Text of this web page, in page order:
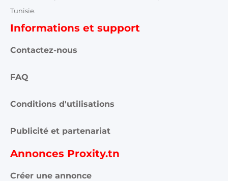
Tunisie.
Informations et support
Contactez-nous
FAQ
Conditions d'utilisations
Publicité et partenariat
Annonces Proxity.tn
Créer une annonce